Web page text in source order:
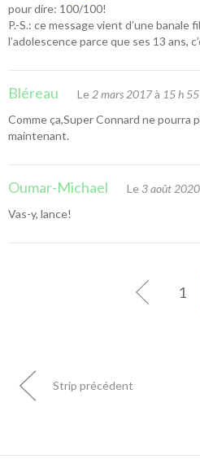
pour dire: 100/100!
P.-S.: ce message vient d’une banale
l’adolescence parce que ses 13 ans,
Bléreau Le 2 mars 2017à 15 h
Comme ça,Super Connard ne pourra
maintenant.
Oumar-Michael Le 3 août 2020
Vas-y, lance!
1
Strip précédent